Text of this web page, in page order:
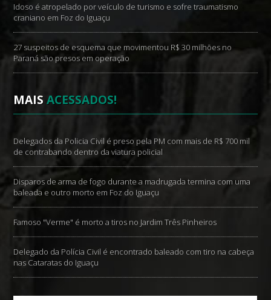
Idoso é atropelado por veículo de turismo e sofre traumatismo
craniano em Foz do Iguaçu
27 suspeitos de esquema que movimentou R$ 30 milhões no
Paraná são presos em operação
MAISACESSADOS!
Delegados da Policia Civil é preso pela PM com mais de R$ 700 mil
de contrabando dentro da viatura policial
Disparos de arma de fogo durante a madrugada termina com uma
baleada e outro morto em Foz do Iguaçu
Famoso "Verme" é morto a tiros no Jardim Três Pinheiros
Delegado da Polícia Civil é encontrado baleado com tiro na cabeça
nas Cataratas do Iguaçu